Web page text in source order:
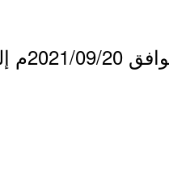
- بمشيئة